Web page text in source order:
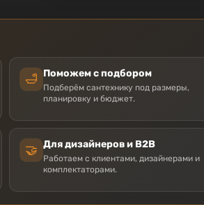
🛁 Поможем с подбором
Подберём сантехнику под размеры,
планировку и бюджет.
🤝 Для дизайнеров и B2B
Работаем с клиентами, дизайнерами и
комплектаторами.